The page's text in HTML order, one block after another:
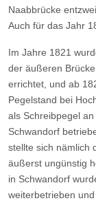
Naabbrücke
Auch für das Jahr
Im Jahre 1821
der äußeren
errichtet, und ab
Pegelstand bei
als Schreibpegel
Schwandorf
stellte sich nämlich
äußerst ungünstig
in Schwandorf
weiterbetrieben